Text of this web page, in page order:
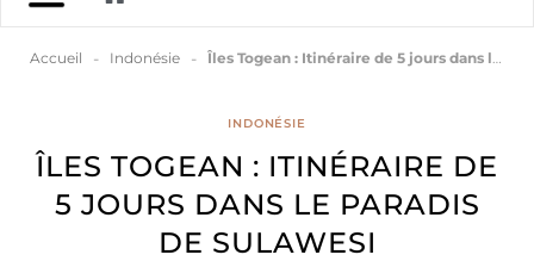
Accueil - Indonésie - Îles Togean : Itinéraire de 5 jours dans le paradis de Sulawesi
INDONÉSIE
ÎLES TOGEAN : ITINÉRAIRE DE
5 JOURS DANS LE PARADIS
DE SULAWESI